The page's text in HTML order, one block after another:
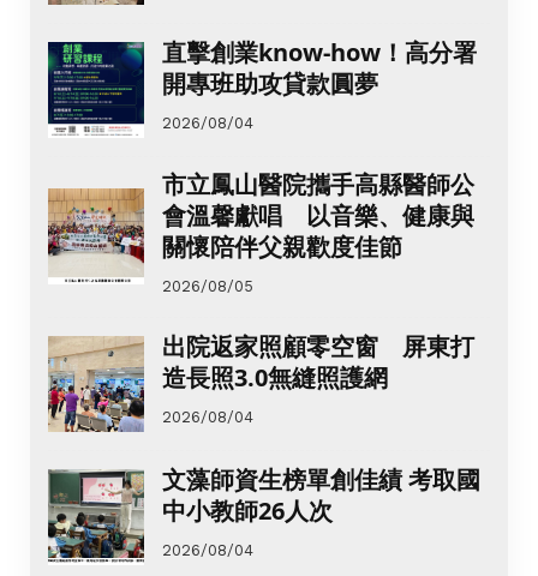
直擊創業know-how！高分署
開專班助攻貸款圓夢
2026/08/04
市立鳳山醫院攜手高縣醫師公
會溫馨獻唱 以音樂、健康與
關懷陪伴父親歡度佳節
2026/08/05
出院返家照顧零空窗 屏東打
造長照3.0無縫照護網
2026/08/04
文藻師資生榜單創佳績 考取國
中小教師26人次
2026/08/04